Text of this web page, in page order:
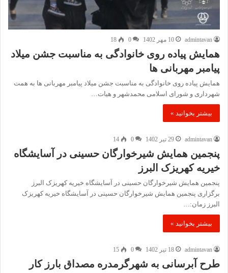
admintavan 10 مهر 1402 0
18
همایش پیاده روی خانوادگی به مناسبت جشن میلاد
پیامبر مهربانی ها
همایش پیاده روی خانوادگی به مناسبت جشن میلاد پیامبر مهربانی ها به همت
شهرداری و شورای اسلامی محمدشهر و هیات…
بیشتر بخوانید »
admintavan 29 تیر 1402 0
14
پنجمین همایش شیرخوارگان حسینی در آسایشگاه
خیریه کهریزک البرز
پنجمین همایش شیرخوارگان حسینی در آسایشگاه خیریه کهریزک البرز
برگزاری پنجمین همایش شیرخوارگان حسینی در آسایشگاه خیریه کهریزک
البرز زمان:…
بیشتر بخوانید »
admintavan 18 تیر 1402 0
15
طرح آبرسانی به شهرگرمدره مصداق بارز کار